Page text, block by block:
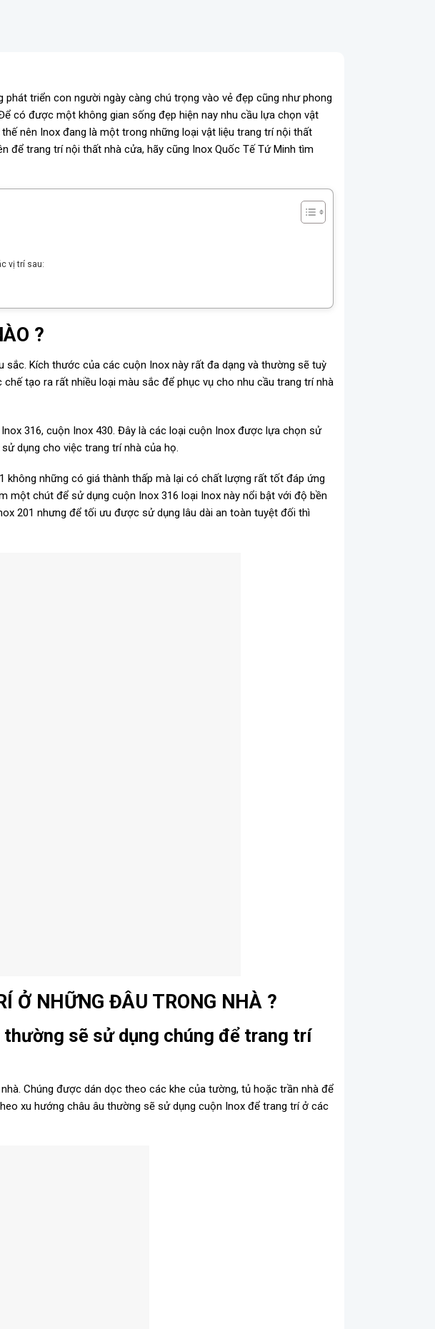
triển con người ngày càng chú trọng vào vẻ đẹp cũng như phong
có được một không gian sống đẹp hiện nay nhu cầu lựa chọn vật
nên Inox đang là một trong những loại vật liệu trang trí nội thất
để trang trí nội thất nhà cửa, hãy cũng Inox Quốc Tế Tứ Minh tìm
vị trí sau:
?
Kích thước của các cuộn Inox này rất đa dạng và thường sẽ tuỳ
tạo ra rất nhiều loại màu sắc để phục vụ cho nhu cầu trang trí nhà
316, cuộn Inox 430. Đây là các loại cuộn Inox được lựa chọn sử
dụng cho việc trang trí nhà của họ.
những có giá thành thấp mà lại có chất lượng rất tốt đáp ứng
chút để sử dụng cuộn Inox 316 loại Inox này nổi bật với độ bền
201 nhưng để tối ưu được sử dụng lâu dài an toàn tuyệt đối thì
Ở NHỮNG ĐÂU TRONG NHÀ ?
sẽ sử dụng chúng để trang trí
Chúng được dán dọc theo các khe của tường, tủ hoặc trần nhà để
xu hướng châu âu thường sẽ sử dụng cuộn Inox để trang trí ở các